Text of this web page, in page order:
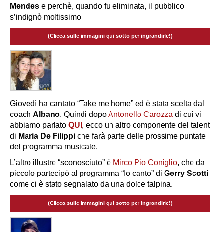
Mendes e perchè, quando fu eliminata, il pubblico
s’indignò moltissimo.
(Clicca sulle immagini qui sotto per ingrandirle!)
Giovedì ha cantato “Take me home” ed è stata scelta dal
coach Albano. Quindi dopoAntonello Carozza di cui vi
abbiamo parlato QUI , ecco un altro componente del talent
di Maria De Filippi che farà parte delle prossime puntate
del programma musicale.
L’altro illustre “sconosciuto” è Mirco Pio Coniglio, che da
piccolo partecipò al programma “Io canto” di Gerry Scotti
come ci è stato segnalato da una dolce talpina.
(Clicca sulle immagini qui sotto per ingrandirle!)